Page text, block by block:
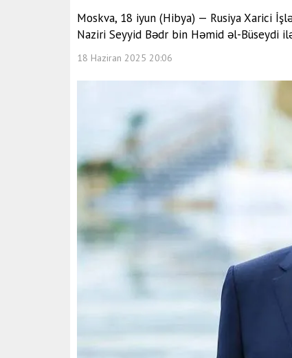
Moskva, 18 iyun (Hibya) — Rusiya Xarici
Naziri Seyyid Bədr bin Həmid əl-Büseydi
18 Haziran 2025 20:06